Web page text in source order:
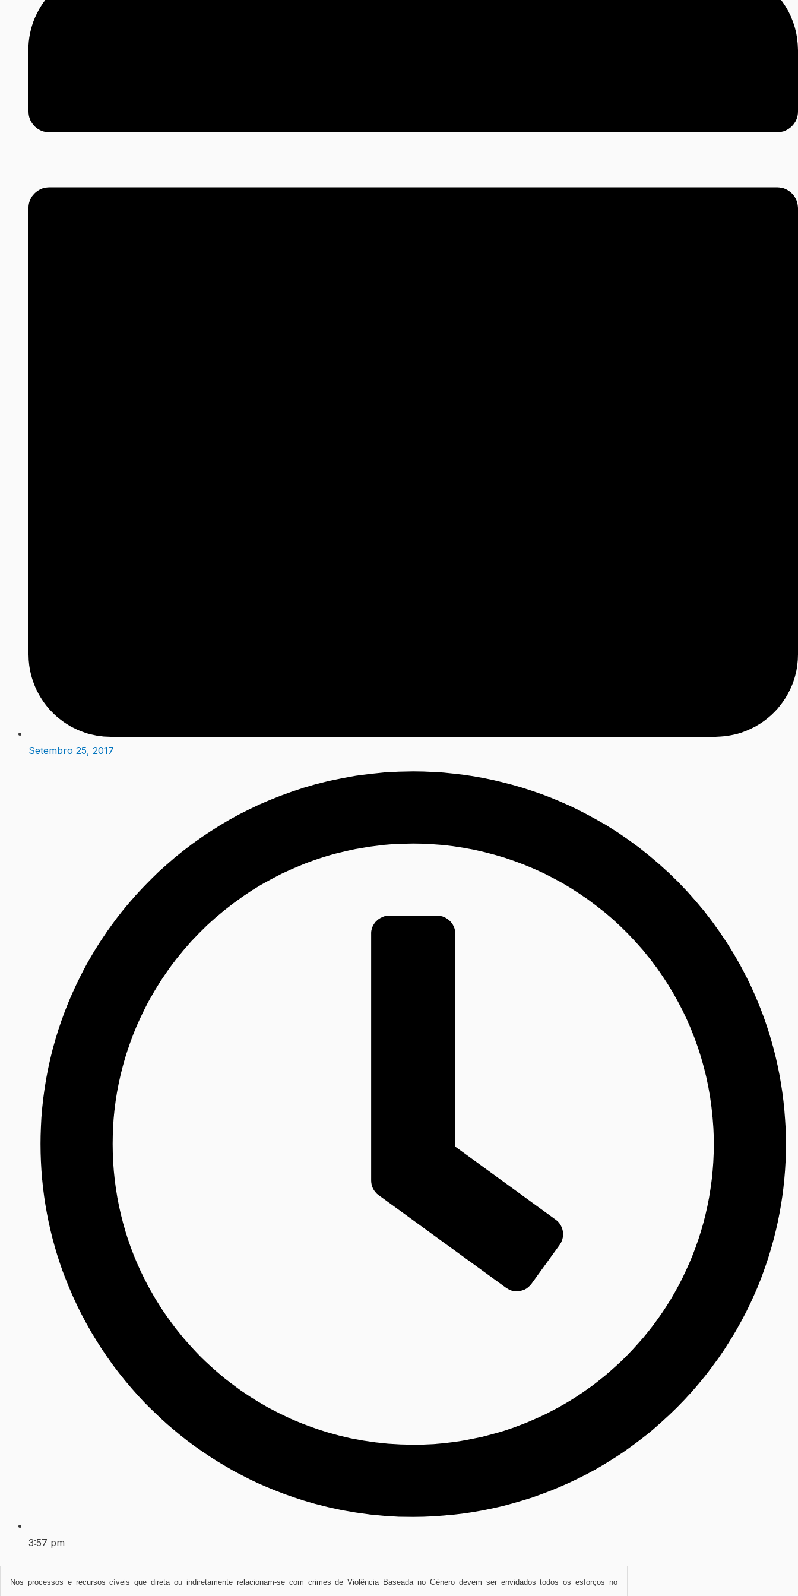
Setembro 25, 2017
3:57 pm
Nos processos e recursos cíveis que direta ou indiretamente relacionam-se com crimes de Violência Baseada no Género devem ser envidados todos os esforços no